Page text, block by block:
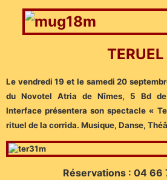
TERUEL
Le vendredi 19 et le samedi 20
du Novotel Atria de Nîmes, 5 Bd de
Interface présentera son spectacle «
rituel de la corrida. Musique, Danse,
Réservations : 04 66